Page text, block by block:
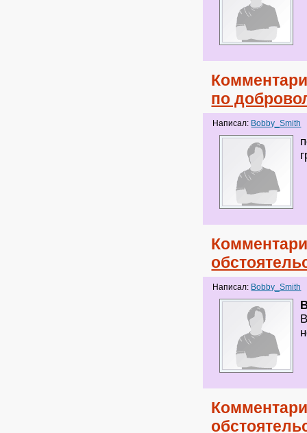
по
Написал: Bobby_Smith
Написал: Bobby_Smith